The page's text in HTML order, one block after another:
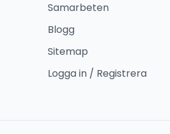
Samarbeten
Blogg
Sitemap
Logga in / Registrera